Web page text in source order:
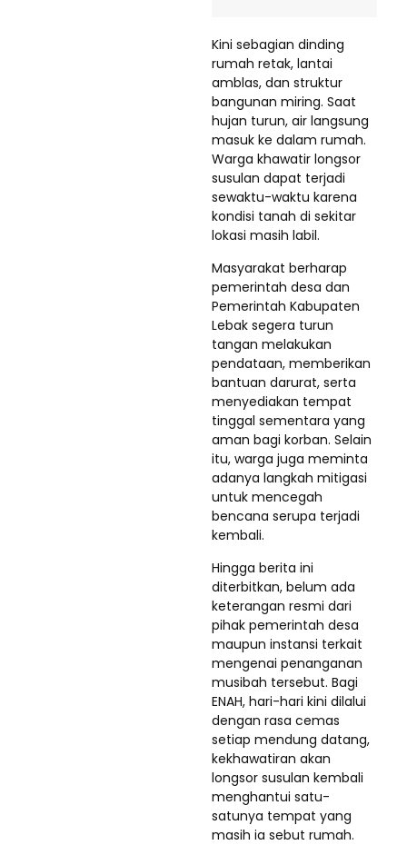
Kini sebagian dinding
rumah retak, lantai
amblas, dan struktur
bangunan miring. Saat
hujan turun, air langsung
masuk ke dalam rumah.
Warga khawatir longsor
susulan dapat terjadi
sewaktu-waktu karena
kondisi tanah di sekitar
lokasi masih labil.
Masyarakat berharap
pemerintah desa dan
Pemerintah Kabupaten
Lebak segera turun
tangan melakukan
pendataan, memberikan
bantuan darurat, serta
menyediakan tempat
tinggal sementara yang
aman bagi korban. Selain
itu, warga juga meminta
adanya langkah mitigasi
untuk mencegah
bencana serupa terjadi
kembali.
Hingga berita ini
diterbitkan, belum ada
keterangan resmi dari
pihak pemerintah desa
maupun instansi terkait
mengenai penanganan
musibah tersebut. Bagi
ENAH, hari-hari kini dilalui
dengan rasa cemas
setiap mendung datang,
kekhawatiran akan
longsor susulan kembali
menghantui satu-
satunya tempat yang
masih ia sebut rumah.